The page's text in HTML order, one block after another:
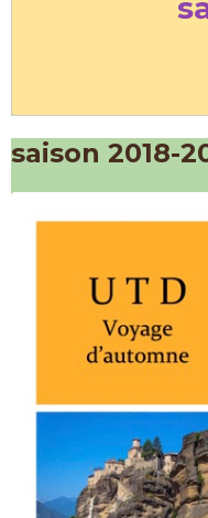
saison 2018-